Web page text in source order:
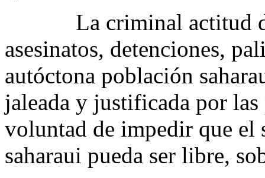
La criminal actitud de
asesinatos, detenciones,
autóctona población
jaleada y justificada por
voluntad de impedir que
saharaui pueda ser libre,